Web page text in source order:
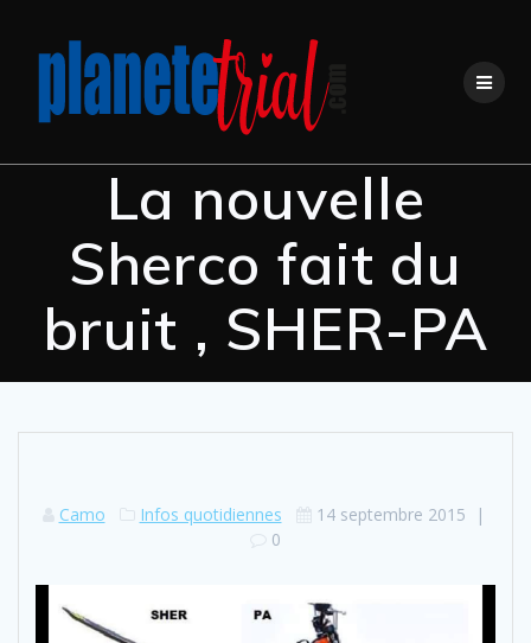
content
La nouvelle
Sherco fait du
bruit , SHER-PA
Camo Infos quotidiennes 14 septembre 2015 |
0